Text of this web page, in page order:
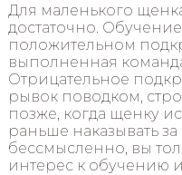
Для маленького
достаточно.
положительном
выполненная
Отрицательное
рывок поводком,
позже, когда щенку
раньше наказывать
бессмысленно, вы
интерес к обучению и